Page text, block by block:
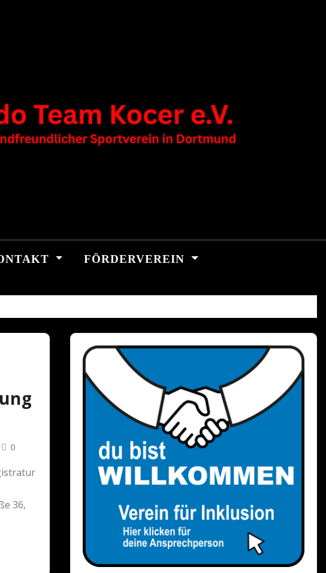
FÖRDERVEREIN
0
36,